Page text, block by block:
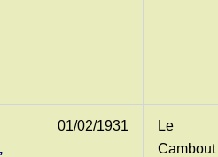
01/02/1931
Le
Cambout